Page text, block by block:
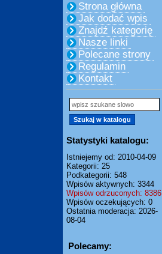
Strona główna
Jak dodać wpis
Znajdź kategorię
Nasze linki
Polecane strony
Regulamin
Kontakt
Statystyki katalogu:
Istniejemy od: 2010-04-09
Kategorii: 25
Podkategorii: 548
Wpisów aktywnych: 3344
Wpisów odrzuconych: 8386
Wpisów oczekujących: 0
Ostatnia moderacja: 2026-
08-04
Polecamy: